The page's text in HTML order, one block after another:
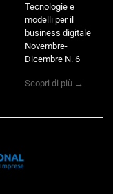
Tecnologie e
modelli per il
business digitale
Novembre-
Dicembre N. 6
Scopri di più →